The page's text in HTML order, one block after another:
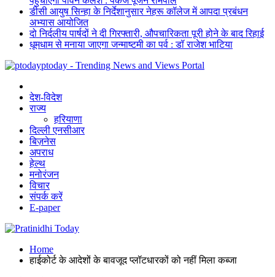
डीसी आयुष सिन्हा के निर्देशानुसार नेहरू कॉलेज में आपदा प्रबंधन
अभ्यास आयोजित
दो निर्दलीय पार्षदों ने दी गिरफ्तारी, औपचारिकता पूरी होने के बाद रिहाई
धूमधाम से मनाया जाएगा जन्माष्टमी का पर्व : डॉ राजेश भाटिया
ptoday - Trending News and Views Portal
देश-विदेश
राज्य
हरियाणा
दिल्ली एनसीआर
बिज़नेस
अपराध
हेल्थ
मनोरंजन
विचार
संपर्क करें
E-paper
Home
हाईकोर्ट के आदेशों के बावजूद प्लॉटधारकों को नहीं मिला कब्जा